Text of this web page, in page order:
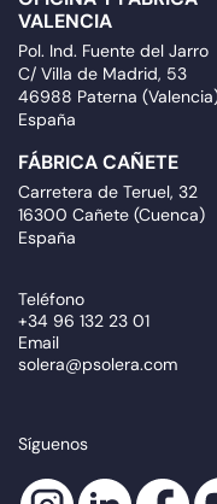
VALENCIA
Pol. Ind. Fuente del Jarro
C/ Villa de Madrid, 53
46988 Paterna
España
FÁBRICA CAÑETE
Carretera de Teruel, 32
16300 Cañete (Cuenca)
España
Teléfono
+34 96 132 23 01
Email
solera@psolera.com
Síguenos